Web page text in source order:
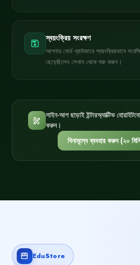
save স্বয়ংক্রিয় সংরক্ষণ
আপনার বোর্ড ব্রাউজারে স্বয়ংক্রিয়ভাবে
ছেড়েছিলেন সেখান থেকে শুরু করুন।
draw
সাইন-আপ ছাড়াই ইন্টারঅ্যাক্টিভ
করুন।
বিনামূল্যে ব্যবহার করুন (২০
storefront EduStore